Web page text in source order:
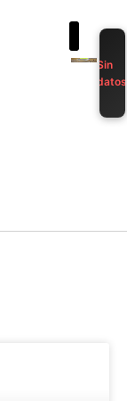
Sin
datos